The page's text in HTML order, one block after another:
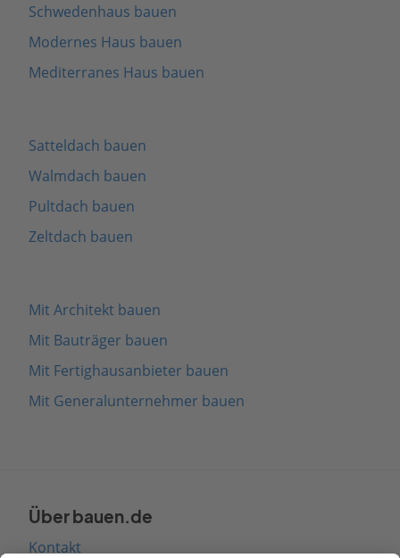
Schwedenhaus bauen
Modernes Haus bauen
Mediterranes Haus bauen
Satteldach bauen
Walmdach bauen
Pultdach bauen
Zeltdach bauen
Mit Architekt bauen
Mit Bauträger bauen
Mit Fertighausanbieter bauen
Mit Generalunternehmer bauen
Über bauen.de
Kontakt